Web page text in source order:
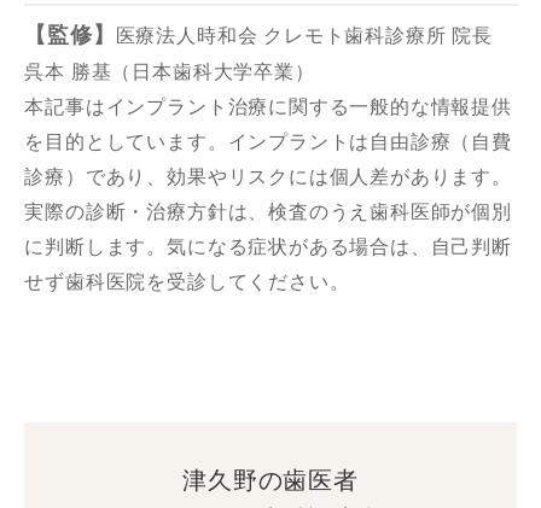
【監修】
医療法人時和会 クレモト歯科診療所 院長
呉本 勝基（日本歯科大学卒業）
本記事はインプラント治療に関する一般的な情報提供
を目的としています。インプラントは自由診療（自費
診療）であり、効果やリスクには個人差があります。
実際の診断・治療方針は、検査のうえ歯科医師が個別
に判断します。気になる症状がある場合は、自己判断
せず歯科医院を受診してください。
津久野の歯医者